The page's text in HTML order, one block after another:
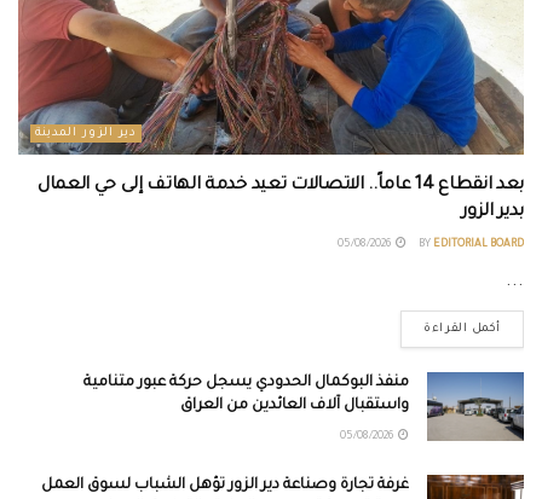
دير الزور المدينة
بعد انقطاع 14 عاماً.. الاتصالات تعيد خدمة الهاتف إلى حي العمال
بدير الزور
BY EDITORIAL BOARD
05/08/2026
...
أكمل القراءة
منفذ البوكمال الحدودي يسجل حركة عبور متنامية
واستقبال آلاف العائدين من العراق
05/08/2026
غرفة تجارة وصناعة دير الزور تؤهل الشباب لسوق العمل